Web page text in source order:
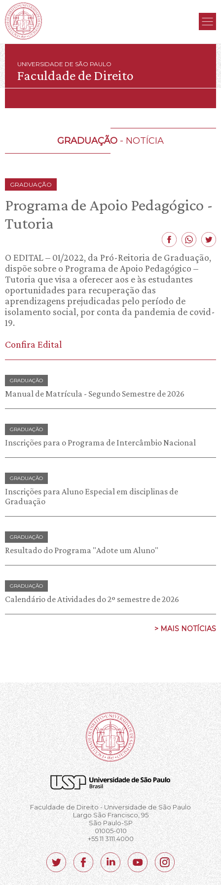
UNIVERSIDADE DE SÃO PAULO
Faculdade de Direito
GRADUAÇÃO - NOTÍCIA
GRADUAÇÃO
Programa de Apoio Pedagógico -
Tutoria
O EDITAL – 01/2022, da Pró-Reitoria de Graduação,
dispõe sobre o Programa de Apoio Pedagógico –
Tutoria que visa a oferecer aos e às estudantes
oportunidades para recuperação das
aprendizagens prejudicadas pelo período de
isolamento social, por conta da pandemia de covid-
19.
Confira Edital
GRADUAÇÃO
Manual de Matrícula - Segundo Semestre de 2026
GRADUAÇÃO
Inscrições para o Programa de Intercâmbio Nacional
GRADUAÇÃO
Inscrições para Aluno Especial em disciplinas de
Graduação
GRADUAÇÃO
Resultado do Programa "Adote um Aluno"
GRADUAÇÃO
Calendário de Atividades do 2º semestre de 2026
> MAIS NOTÍCIAS
Faculdade de Direito - Universidade de São Paulo
Largo São Francisco, 95
São Paulo-SP
01005-010
+55 11 3111.4000